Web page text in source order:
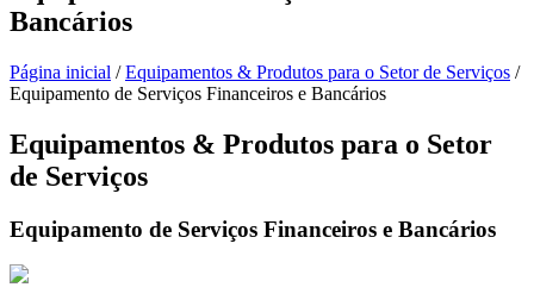
Bancários
Página inicial /Equipamentos & Produtos para o Setor de Serviços /
Equipamento de Serviços Financeiros e Bancários
Equipamentos & Produtos para o Setor
de Serviços
Equipamento de Serviços Financeiros e Bancários